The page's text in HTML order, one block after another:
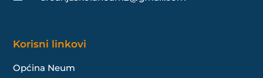
Korisni linkovi
Općina Neum